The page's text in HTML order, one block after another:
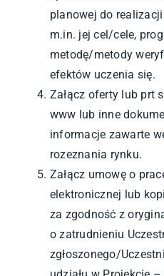
planowej do
m.in. jej cel/cele,
metodę/metody
efektów uczenia się.
Załącz oferty lub prt
www lub inne
informacje zawarte
rozeznania rynku.
Załącz umowę o
elektronicznej lub
za zgodność z
o zatrudnieniu
zgłoszonego/